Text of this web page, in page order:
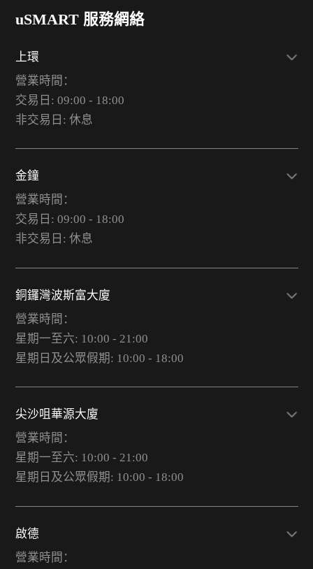
uSMART 服務網絡
上環
營業時間：
交易日: 09:00 - 18:00
非交易日: 休息
金鐘
營業時間：
交易日: 09:00 - 18:00
非交易日: 休息
銅鑼灣波斯富大廈
營業時間：
星期一至六: 10:00 - 21:00
星期日及公眾假期: 10:00 - 18:00
尖沙咀華源大廈
營業時間：
星期一至六: 10:00 - 21:00
星期日及公眾假期: 10:00 - 18:00
啟德
營業時間：